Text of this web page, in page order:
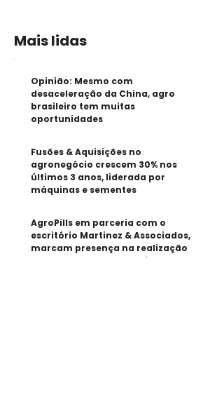
Mais lidas
Opinião: Mesmo com
desaceleração da China, agro
brasileiro tem muitas
oportunidades
Fusões & Aquisições no
agronegócio crescem 30% nos
últimos 3 anos, liderada por
máquinas e sementes
AgroPills em parceria com o
escritório Martinez & Associados,
marcam presença na realização
do VI Encontro do RB China